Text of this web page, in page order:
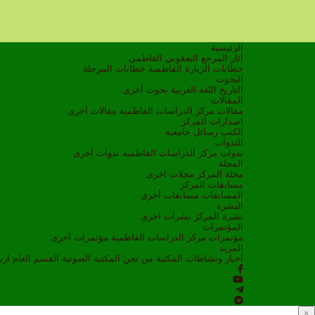
الرئيسية
أثار المرجع اليعقوبي الفاطمي
خطابات الزيارة الفاطمية خطابات المرحلة
البحوث
التاريخ
اللغة العربية بحوث أخرى
المقالات
مقالات مركز الدراسات الفاطمية مقالات أخرى
اصدارات المركز
الكتب رسائل جامعية
الندوات
ندوات مركز الدراسات الفاطمية ندوات أخرى
المجلة
مجلة المركز مجلات اخرى
مسابقات المركز
المسابقات مسابقات أخرى
النشرة
نشرة المركز نشرات اخرى
المؤتمرات
مؤتمرات مركز الدراسات الفاطمية مؤتمرات أخرى
المزيد
اخبار ونشاطات
المكتبة من نحن المكتبة الصوتية القسم العام